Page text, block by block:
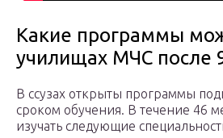
Какие программы
училищах МЧС после
В ссузах открыты программы
сроком обучения. В течение 46
изучать следующие